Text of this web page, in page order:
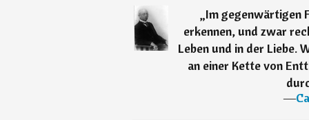
„Im gegenwärtigen
erkennen, und zwar
Leben und in der Liebe.
an einer Kette von
―